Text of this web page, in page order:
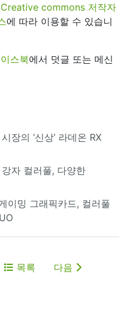
Creative commons 저작자
에 따라 이용할 수 있습니
스북에서 덧글 또는 메신
장의 ‘신상’ 라데온 RX
자 컬러풀, 다양한
이밍 그래픽카드, 컬러풀
목록 다음